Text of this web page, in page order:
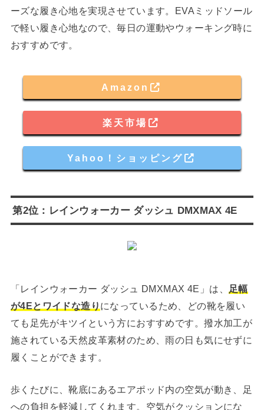
ーズな履き心地を実現させています。EVAミッドソール
で軽い履き心地なので、毎日の運動やウォーキング時に
おすすめです。
Amazon
楽天市場
Yahoo！ショッピング
第2位：レインウォーカー ダッシュ DMXMAX 4E
「レインウォーカー ダッシュ DMXMAX 4E」は、
足幅
が4Eとワイドな造り になっているため、どの靴を履い
ても足先がキツイという方におすすめです。撥水加工が
施されている天然皮革素材のため、雨の日も気にせずに
履くことができます。
歩くたびに、靴底にあるエアポッド内の空気が動き、足
への負担を軽減してくれます。空気がクッションにな